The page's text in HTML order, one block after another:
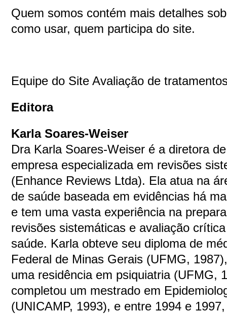
Quem somos contém mais detalhes
como usar, quem participa do site.
Equipe do Site Avaliação de
Editora
Karla Soares-Weiser
Dra Karla Soares-Weiser é a diretora
empresa especializada em revisões
(Enhance Reviews Ltda). Ela atua na
de saúde baseada em evidências há
e tem uma vasta experiência na
revisões sistemáticas e avaliação
saúde. Karla obteve seu diploma de
Federal de Minas Gerais (UFMG,
uma residência em psiquiatria (UFMG,
completou um mestrado em
(UNICAMP, 1993), e entre 1994 e